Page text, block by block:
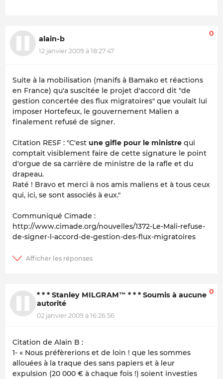
alain-b
12 janvier 2009 à 18:27:47
0
Suite à la mobilisation (manifs à Bamako et réactions
en France) qu'a suscitée le projet d'accord dit "de
gestion concertée des flux migratoires" que voulait lui
imposer Hortefeux, le gouvernement Malien a
finalement refusé de signer.
Citation RESF : "C'est une gifle pour le ministre qui
comptait visiblement faire de cette signature le point
d'orgue de sa carrière de ministre de la rafle et du
drapeau.
Raté ! Bravo et merci à nos amis maliens et à tous ceux
qui, ici, se sont associés à eux."
Communiqué Cimade :
http://www.cimade.org/nouvelles/1372-Le-Mali-refuse-
de-signer-l-accord-de-gestion-des-flux-migratoires
* * * Stanley MILGRAM™ * * * Soumis à aucune
autorité
02 janvier 2009 à 16:26:56
0
Citation de Alain B :
1- « Nous préfèrerions et de loin ! que les sommes
allouées à la traque des sans papiers et à leur
expulsion (20 000 € à chaque fois !) soient investies